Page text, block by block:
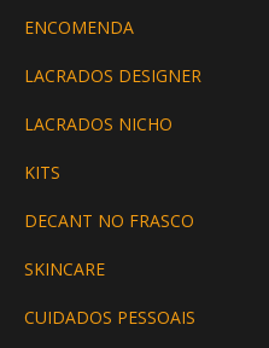
ENCOMENDA
LACRADOS DESIGNER
LACRADOS NICHO
KITS
DECANT NO FRASCO
SKINCARE
CUIDADOS PESSOAIS